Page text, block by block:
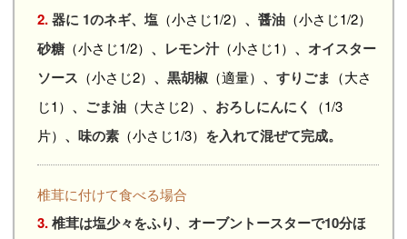
2.器に 1のネギ、塩 （小さじ1/2） 、醤油 （小さじ1/2）
砂糖 （小さじ1/2） 、レモン汁（小さじ1） 、オイスター
ソース （小さじ2） 、黒胡椒 （適量） 、すりごま （大さ
じ1） 、ごま油 （大さじ2） 、おろしにんにく
（1/3
片） 、味の素 （小さじ1/3） を入れて混ぜて完成。
椎茸に付けて食べる場合
3.椎茸は塩少々をふり、オーブントースターで10分ほ